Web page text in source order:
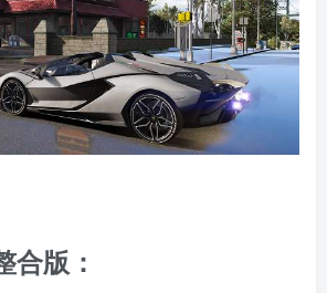
合版：